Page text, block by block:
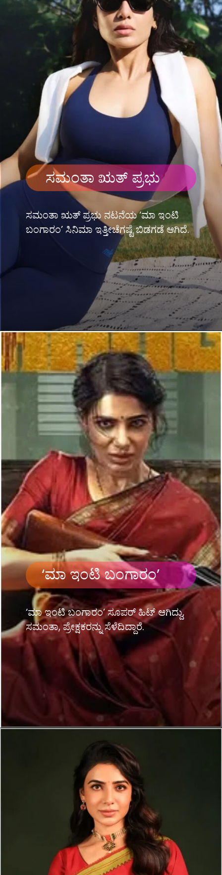
ಸಮಂತಾ ಋತ್ ಪ್ರಭು ನಟನೆಯ ‘ಮಾ ಇಂಟಿ
ಬಂಗಾರಂ’ ಸಿನಿಮಾ ಇತ್ತೀಚೆಗಷ್ಟೆ ಬಿಡಗಡೆ ಆಗಿದೆ.
ಸಮಂತಾ ಋತ್ ಪ್ರಭು
‘ಮಾ ಇಂಟಿ ಬಂಗಾರಂ’ ಸೂಪರ್ ಹಿಟ್ ಆಗಿದ್ದು,
ಸಮಂತಾ, ಪ್ರೇಕ್ಷಕರನ್ನು ಸೆಳೆದಿದ್ದಾರೆ.
‘ಮಾ ಇಂಟಿ ಬಂಗಾರಂ’